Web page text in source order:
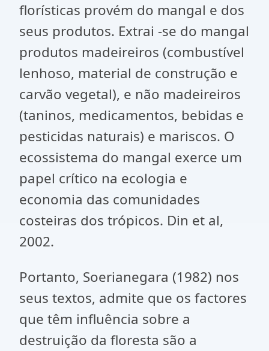
florísticas provém do mangal e dos
seus produtos. Extrai -se do mangal
produtos madeireiros (combustível
lenhoso, material de construção e
carvão vegetal), e não madeireiros
(taninos, medicamentos, bebidas e
pesticidas naturais) e mariscos. O
ecossistema do mangal exerce um
papel crítico na ecologia e
economia das comunidades
costeiras dos trópicos. Din et al,
2002.
Portanto, Soerianegara (1982) nos
seus textos, admite que os factores
que têm influência sobre a
destruição da floresta são a